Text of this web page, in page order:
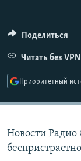
ПОДПИШИТЕСЬ
СОЦИАЛЬНЫЕ СЕТИ
Поделиться
Читать без VPN
Приоритетный
Новости Радио